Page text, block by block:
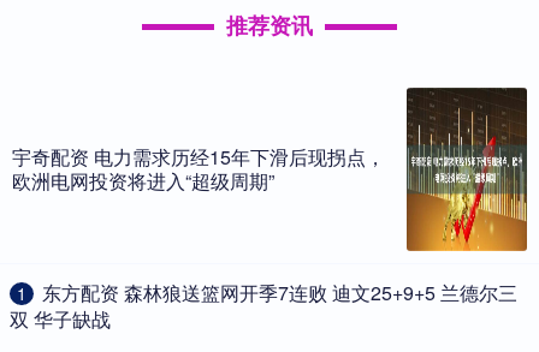
推荐资讯
宇奇配资 电力需求历经15年下滑后现拐点，
欧洲电网投资将进入“超级周期”
1
​东方配资 森林狼送篮网开季7连败 迪文25+9+5 兰德尔三
双 华子缺战